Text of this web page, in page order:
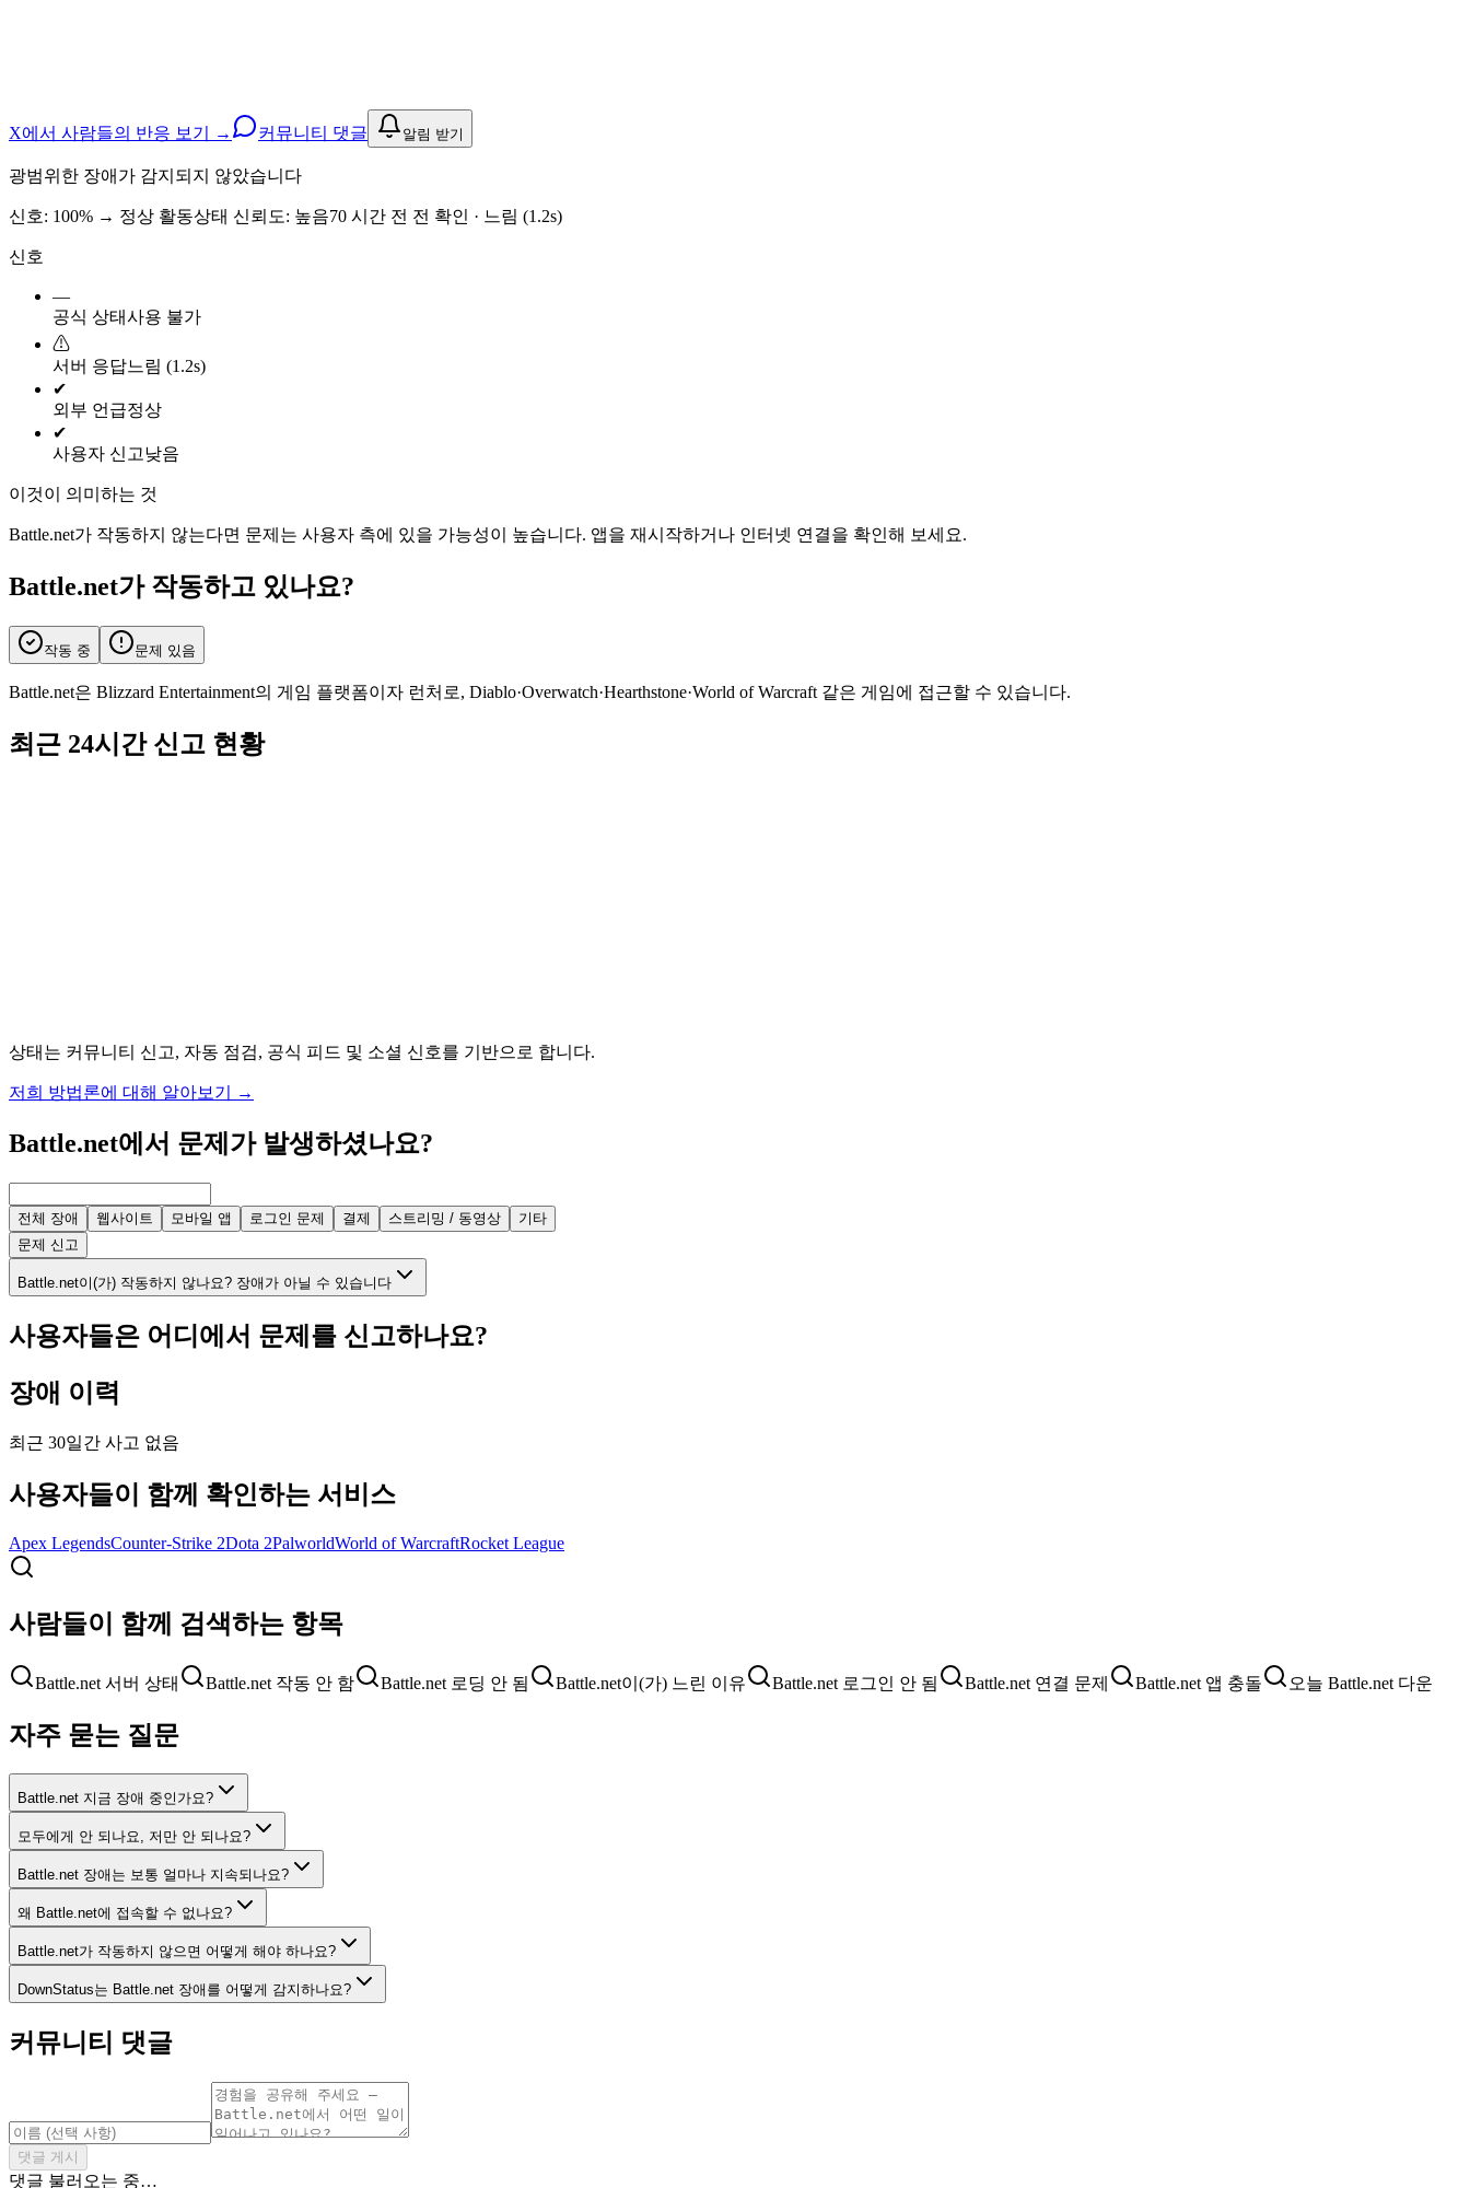
X에서 사람들의 반응 보기 → 커뮤니티 댓글 알림 받기
광범위한 장애가 감지되지 않았습니다
신호: 100% → 정상 활동상태 신뢰도: 높음70 시간 전 전 확인 · 느림 (1.2s)
신호
—
공식 상태사용 불가
⚠
서버 응답느림 (1.2s)
✔
외부 언급정상
✔
사용자 신고낮음
이것이 의미하는 것
Battle.net가 작동하지 않는다면 문제는 사용자 측에 있을 가능성이 높습니다. 앱을 재시작하거나 인터넷 연결을 확인해 보세요.
Battle.net가 작동하고 있나요?
작동 중 문제 있음
Battle.net은 Blizzard Entertainment의 게임 플랫폼이자 런처로, Diablo·Overwatch·Hearthstone·World of Warcraft 같은 게임에 접근할 수 있습니다.
최근 24시간 신고 현황
상태는 커뮤니티 신고, 자동 점검, 공식 피드 및 소셜 신호를 기반으로 합니다.
저희 방법론에 대해 알아보기 →
Battle.net에서 문제가 발생하셨나요?
전체 장애 웹사이트 모바일 앱 로그인 문제 결제 스트리밍 / 동영상
기타
문제 신고
Battle.net이(가) 작동하지 않나요? 장애가 아닐 수 있습니다
사용자들은 어디에서 문제를 신고하나요?
장애 이력
최근 30일간 사고 없음
사용자들이 함께 확인하는 서비스
Apex LegendsCounter-Strike 2Dota 2PalworldWorld of WarcraftRocket League
사람들이 함께 검색하는 항목
Battle.net 서버 상태 Battle.net 작동 안 함 Battle.net 로딩 안 됨 Battle.net이(가) 느린 이유 Battle.net 로그인 안 됨 Battle.net 연결 문제 Battle.net 앱 충돌 오늘 Battle.net 다운
자주 묻는 질문
Battle.net 지금 장애 중인가요?
모두에게 안 되나요, 저만 안 되나요?
Battle.net 장애는 보통 얼마나 지속되나요?
왜 Battle.net에 접속할 수 없나요?
Battle.net가 작동하지 않으면 어떻게 해야 하나요?
DownStatus는 Battle.net 장애를 어떻게 감지하나요?
커뮤니티 댓글
댓글 게시
댓글 불러오는 중…